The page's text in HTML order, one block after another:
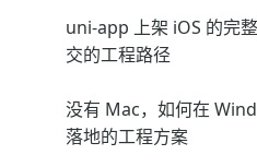
uni-app 上架 iOS 的完
交的工程路径
没有 Mac，如何在
落地的工程方案